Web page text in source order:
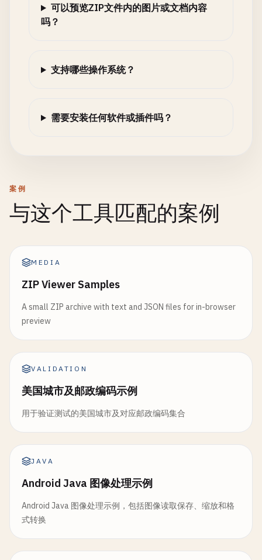
可以预览ZIP文件内的图片或文档内容
吗？
支持哪些操作系统？
需要安装任何软件或插件吗？
案例
与这个工具匹配的案例
MEDIA
ZIP Viewer Samples
A small ZIP archive with text and JSON files for in-browser
preview
VALIDATION
美国城市及邮政编码示例
用于验证测试的美国城市及对应邮政编码集合
JAVA
Android Java 图像处理示例
Android Java 图像处理示例，包括图像读取保存、缩放和格
式转换